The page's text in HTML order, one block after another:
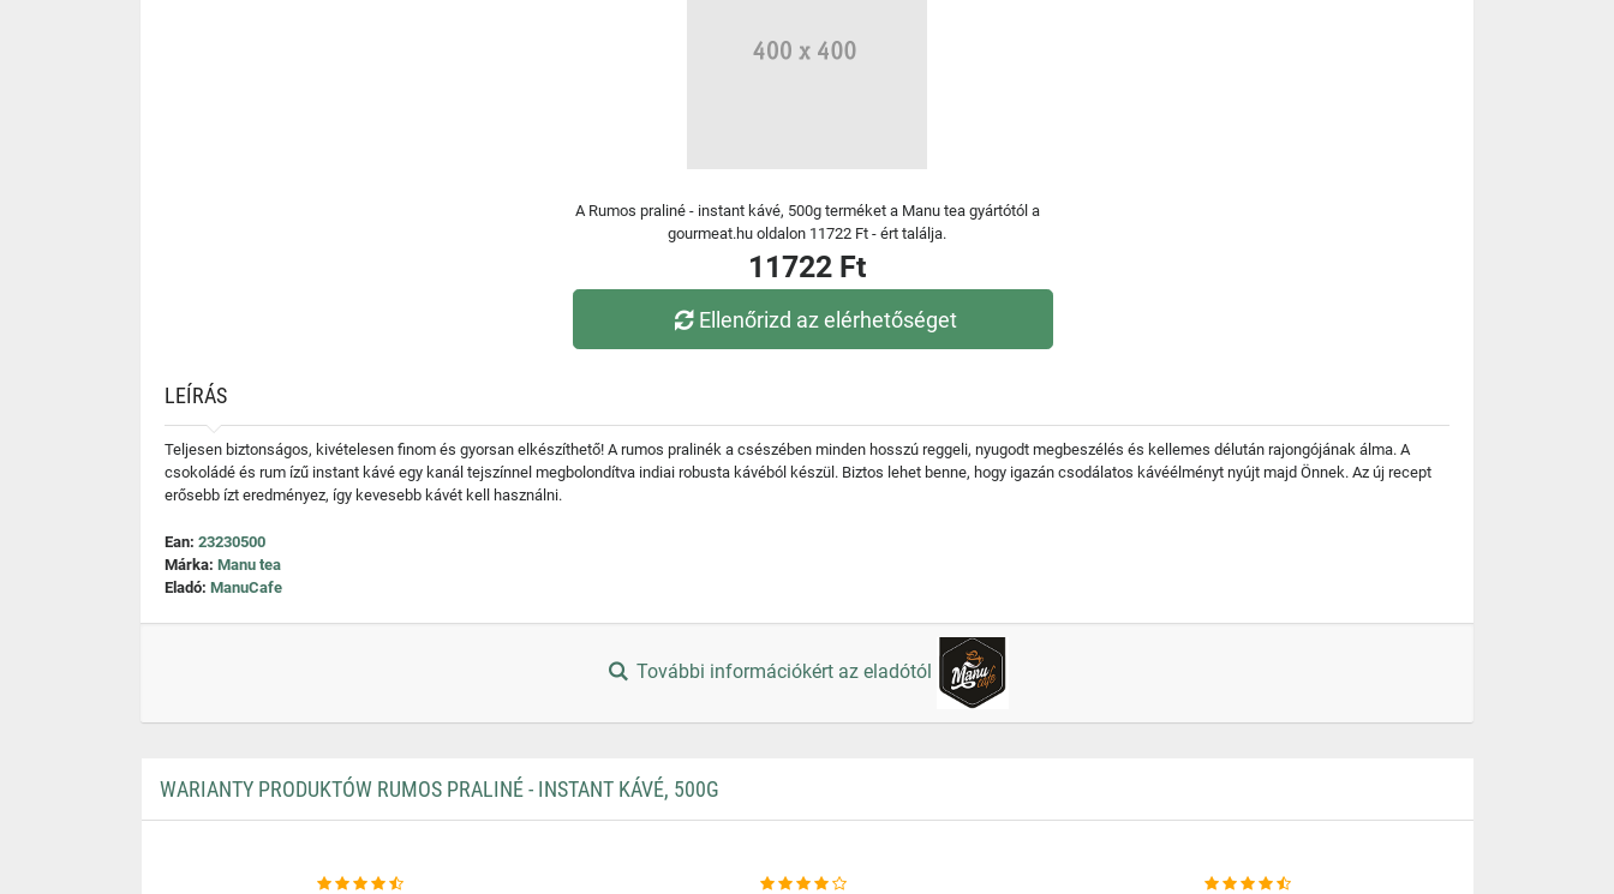
A Rumos praliné - instant kávé, 500g terméket a Manu tea gyártótól a
gourmeat.hu oldalon 11722 Ft - ért találja.
11722 Ft
Ellenőrizd az elérhetőséget
LEÍRÁS
Teljesen biztonságos, kivételesen finom és gyorsan elkészíthető! A rumos pralinék a csészében minden hosszú reggeli, nyugodt megbeszélés és kellemes délután rajongójának álma. A
csokoládé és rum ízű instant kávé egy kanál tejszínnel megbolondítva indiai robusta kávéból készül. Biztos lehet benne, hogy igazán csodálatos kávéélményt nyújt majd Önnek. Az új recept
erősebb ízt eredményez, így kevesebb kávét kell használni.
Ean: 23230500
Márka: Manu tea
Eladó: ManuCafe
További információkért az eladótól
WARIANTY PRODUKTÓW RUMOS PRALINÉ - INSTANT KÁVÉ, 500G